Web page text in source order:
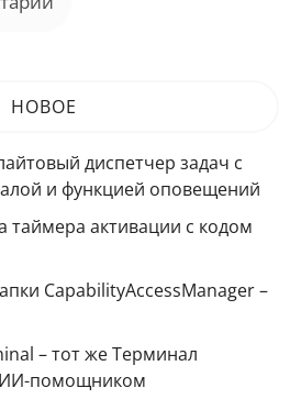
НОВОЕ
диспетчер задач с
и функцией оповещений
таймера активации с кодом
CapabilityAccessManager –
– тот же Терминал
ИИ-помощником